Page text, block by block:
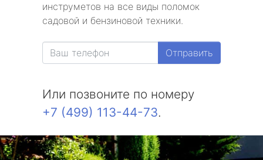
инструметов на все виды поломок
садовой и бензиновой техники.
Отправить
Или позвоните по номеру
+7 (499) 113-44-73.